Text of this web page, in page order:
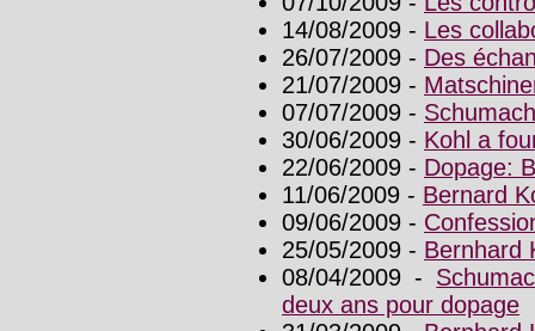
14/08/2009 - Les
26/07/2009 - Des
21/07/2009 -
07/07/2009 -
30/06/2009 - Kohl a
22/06/2009 - Dopage:
11/06/2009 - Bernard
09/06/2009 -
25/05/2009 - Bernhard
08/04/2009 -
deux ans pour dopage